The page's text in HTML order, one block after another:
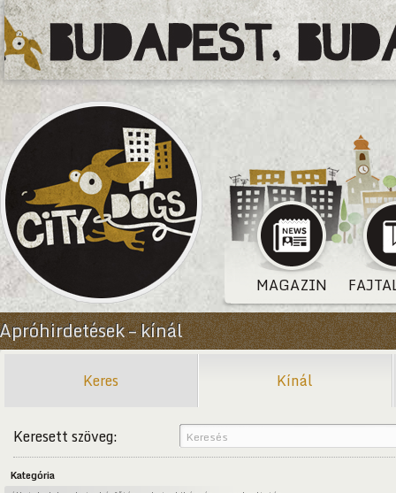
MAGAZIN
Apróhirdetések – kínál
Keres Kínál
Keresett szöveg:
Kategória